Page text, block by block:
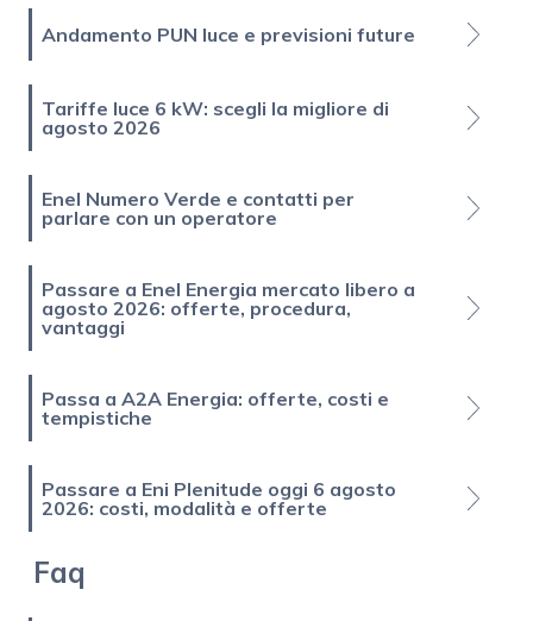
Andamento PUN luce e previsioni future
Tariffe luce 6 kW: scegli la migliore di
agosto 2026
Enel Numero Verde e contatti per
parlare con un operatore
Passare a Enel Energia mercato libero a
agosto 2026: offerte, procedura,
vantaggi
Passa a A2A Energia: offerte, costi e
tempistiche
Passare a Eni Plenitude oggi 6 agosto
2026: costi, modalità e offerte
Faq